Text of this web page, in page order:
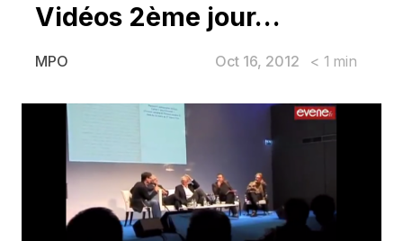
Vidéos 2ème jour…
MPO Oct 16, 2012 < 1 min